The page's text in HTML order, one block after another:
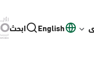
English ابحث